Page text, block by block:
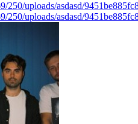
250/uploads/asdasd/
250/uploads/asdasd/